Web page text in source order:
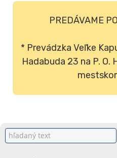
PREDÁVAME
* Prevádzka Veľke
Hadabuda 23 na P. O.